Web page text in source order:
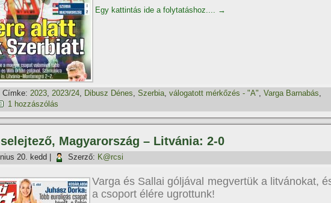
Egy kattintás ide a folytatáshoz.... →
Címke: 2023, 2023/24, Dibusz Dénes, Szerbia, válogatott mérkőzés - "A", Varga Barnabás,
1 hozzászólás
Magyarország – Litvánia: 2-0
20. kedd Szerző: K@rcsi
Varga és Sallai góljával megvertük a litvánokat,
a csoport élére ugrottunk!